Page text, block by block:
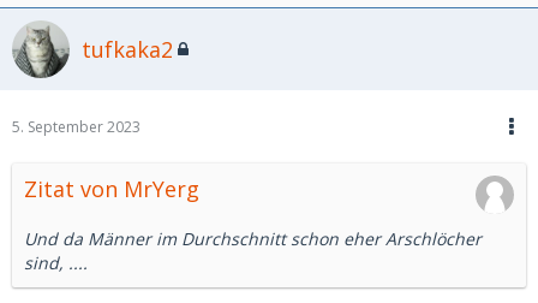
tufkaka2
5. September 2023
Zitat von MrYerg
Und da Männer im Durchschnitt schon eher Arschlöcher
sind, ....